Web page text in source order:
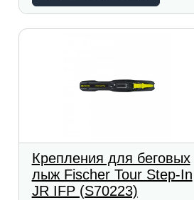
Крепления для беговых
лыж Fischer Tour Step-In
JR IFP (S70223)